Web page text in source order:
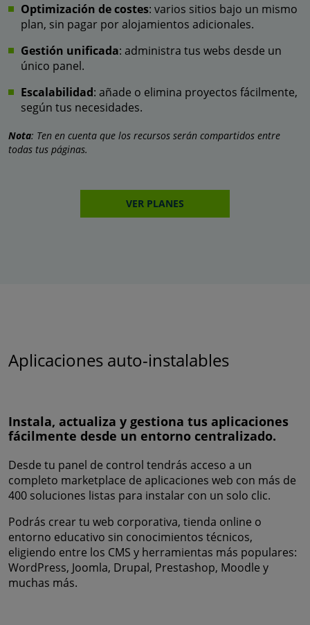
Optimización de costes: varios sitios bajo un mismo
plan, sin pagar por alojamientos adicionales.
Gestión unificada: administra tus webs desde un
único panel.
Escalabilidad: añade o elimina proyectos fácilmente,
según tus necesidades.
Nota: Ten en cuenta que los recursos serán compartidos entre
todas tus páginas.
VER PLANES
Aplicaciones auto-instalables
Instala, actualiza y gestiona tus aplicaciones
fácilmente desde un entorno centralizado.
Desde tu panel de control tendrás acceso a un
completo marketplace de aplicaciones web con más de
400 soluciones listas para instalar con un solo clic.
Podrás crear tu web corporativa, tienda online o
entorno educativo sin conocimientos técnicos,
eligiendo entre los CMS y herramientas más populares:
WordPress, Joomla, Drupal, Prestashop, Moodle y
muchas más.